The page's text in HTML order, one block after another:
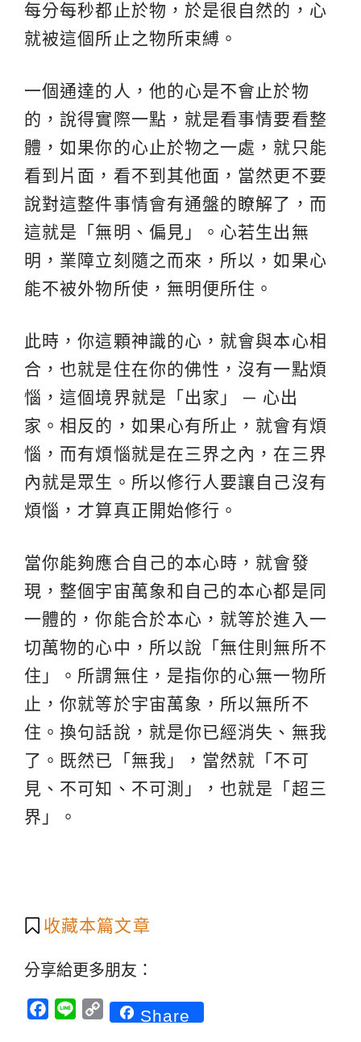
每分每秒都止於物，於是很自然的，心
就被這個所止之物所束縛。
一個通達的人，他的心是不會止於物
的，說得實際一點，就是看事情要看整
體，如果你的心止於物之一處，就只能
看到片面，看不到其他面，當然更不要
說對這整件事情會有通盤的瞭解了，而
這就是「無明、偏見」。心若生出無
明，業障立刻隨之而來，所以，如果心
能不被外物所使，無明便所住。
此時，你這顆神識的心，就會與本心相
合，也就是住在你的佛性，沒有一點煩
惱，這個境界就是「出家」 ─ 心出
家。相反的，如果心有所止，就會有煩
惱，而有煩惱就是在三界之內，在三界
內就是眾生。所以修行人要讓自己沒有
煩惱，才算真正開始修行。
當你能夠應合自己的本心時，就會發
現，整個宇宙萬象和自己的本心都是同
一體的，你能合於本心，就等於進入一
切萬物的心中，所以說「無住則無所不
住」。所謂無住，是指你的心無一物所
止，你就等於宇宙萬象，所以無所不
住。換句話說，就是你已經消失、無我
了。既然已「無我」，當然就「不可
見、不可知、不可測」，也就是「超三
界」。
收藏本篇文章
分享給更多朋友：
Facebook
Line CopyShare